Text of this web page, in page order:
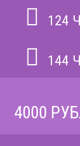
124
144
4000